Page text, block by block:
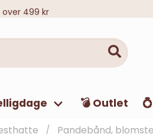
499 kr
💣 Outlet
Pandebånd,